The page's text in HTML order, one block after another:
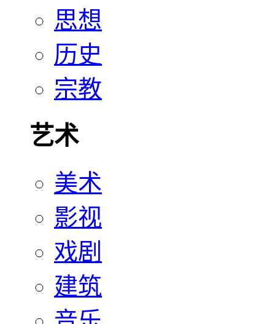
思想
历史
宗教
艺术
美术
影视
戏剧
建筑